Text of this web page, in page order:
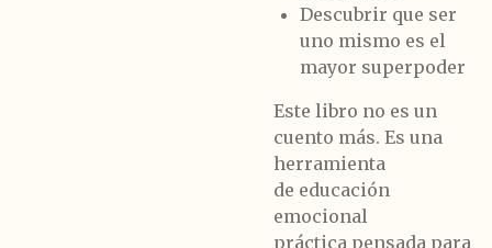
Descubrir que ser
uno mismo es el
mayor superpoder
Este libro no es un
cuento más. Es una
herramienta
de educación
emocional
práctica pensada para